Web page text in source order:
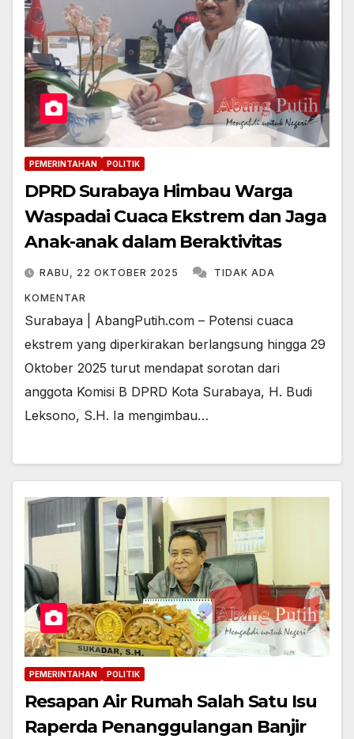
PEMERINTAHAN POLITIK
DPRD Surabaya Himbau Warga
Waspadai Cuaca Ekstrem dan Jaga
Anak-anak dalam Beraktivitas
RABU, 22 OKTOBER 2025 TIDAK ADA
KOMENTAR
Surabaya | AbangPutih.com – Potensi cuaca
ekstrem yang diperkirakan berlangsung hingga 29
Oktober 2025 turut mendapat sorotan dari
anggota Komisi B DPRD Kota Surabaya, H. Budi
Leksono, S.H. Ia mengimbau…
PEMERINTAHAN POLITIK
Resapan Air Rumah Salah Satu Isu
Raperda Penanggulangan Banjir